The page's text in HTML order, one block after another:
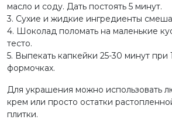
масло и соду. Дать постоять 5 минут.
3. Сухие и жидкие ингредиенты
4. Шоколад поломать на маленькие
тесто.
5. Выпекать капкейки 25-30 минут
формочках.
Для украшения можно использовать
крем или просто остатки
плитки.